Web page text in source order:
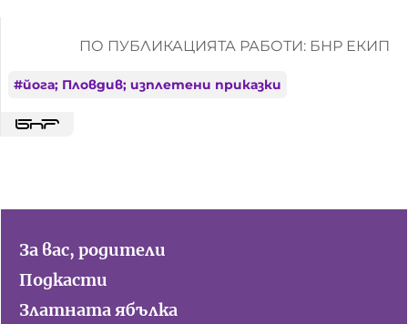
ПО ПУБЛИКАЦИЯТА РАБОТИ: БНР ЕКИП
#йога; Пловдив; изплетени приказки
За вас, родители
Подкасти
Златната ябълка